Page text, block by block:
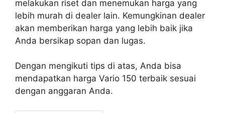
melakukan riset dan menemukan harga yang
lebih murah di dealer lain. Kemungkinan dealer
akan memberikan harga yang lebih baik jika
Anda bersikap sopan dan lugas.
Dengan mengikuti tips di atas, Anda bisa
mendapatkan harga Vario 150 terbaik sesuai
dengan anggaran Anda.